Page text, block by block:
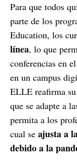
Para que todos
parte de los
Education, los
línea, lo que
conferencias en
en un campus
ELLE reafirma
que se adapte a
permita a los
cual se ajusta a
debido a la